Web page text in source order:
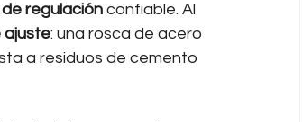
regulación confiable. Al
ajuste: una rosca de acero
a residuos de cemento